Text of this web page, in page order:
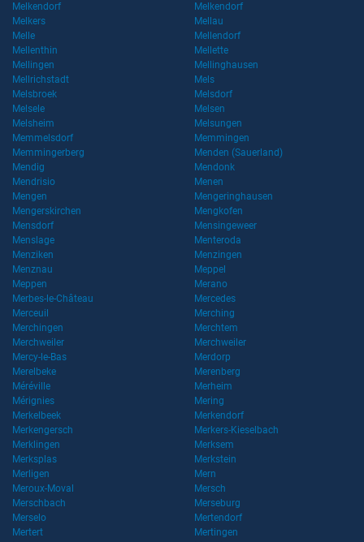
Melkendorf
Melkendorf
Melkers
Mellau
Melle
Mellendorf
Mellenthin
Mellette
Mellingen
Mellinghausen
Mellrichstadt
Mels
Melsbroek
Melsdorf
Melsele
Melsen
Melsheim
Melsungen
Memmelsdorf
Memmingen
Memmingerberg
Menden (Sauerland)
Mendig
Mendonk
Mendrisio
Menen
Mengen
Mengeringhausen
Mengerskirchen
Mengkofen
Mensdorf
Mensingeweer
Menslage
Menteroda
Menziken
Menzingen
Menznau
Meppel
Meppen
Merano
Merbes-le-Château
Mercedes
Merceuil
Merching
Merchingen
Merchtem
Merchweiler
Merchweiler
Mercy-le-Bas
Merdorp
Merelbeke
Merenberg
Méréville
Merheim
Mérignies
Mering
Merkelbeek
Merkendorf
Merkengersch
Merkers-Kieselbach
Merklingen
Merksem
Merksplas
Merkstein
Merligen
Mern
Meroux-Moval
Mersch
Merschbach
Merseburg
Merselo
Mertendorf
Mertert
Mertingen